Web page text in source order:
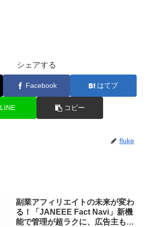
シェアする
Facebook はてブ
LINE コピー
fluke
副業アフィリエイトの未来が変わ
る！「JANEEE Fact Navi」新機
能で管理が超ラクに、広告主も安